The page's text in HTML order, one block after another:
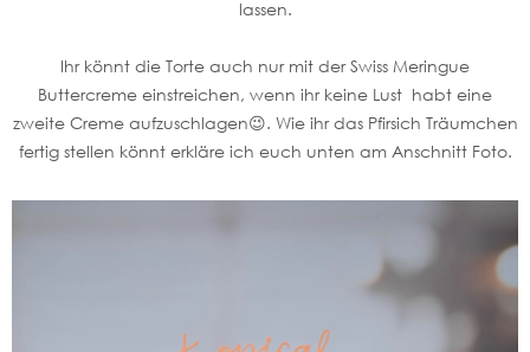
lassen.
Ihr könnt die Torte auch nur mit der Swiss Meringue
Buttercreme einstreichen, wenn ihr keine Lust habt eine
zweite Creme aufzuschlagen😉. Wie ihr das Pfirsich Träumchen
fertig stellen könnt erkläre ich euch unten am Anschnitt Foto.